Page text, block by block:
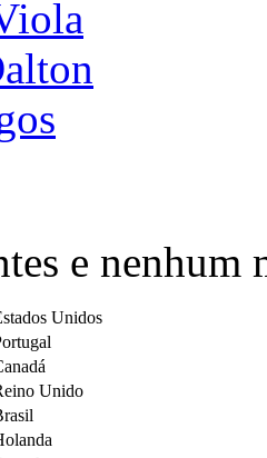
e nenhum
Unidos
Unido